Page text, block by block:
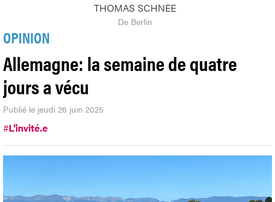
THOMAS SCHNEE
De Berlin
OPINION
Allemagne: la semaine de quatre
jours a vécu
Publié le jeudi 26 juin 2025
#L'invité.e